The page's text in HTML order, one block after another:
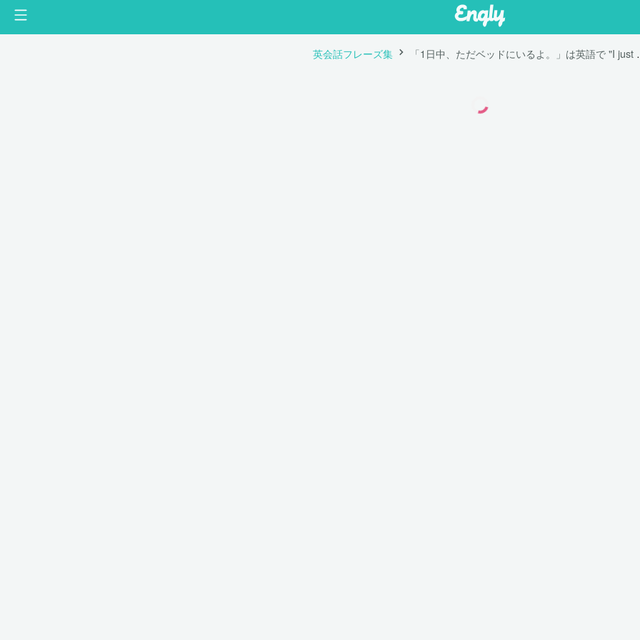
英会話フレーズ集 「1日中、た